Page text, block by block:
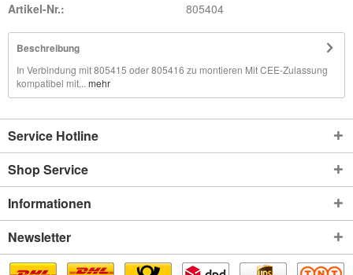
Artikel-Nr.: 805404
Beschreibung
In Verbindung mit 805415 oder 805416 zu montieren Mit CEE-Zulassung
kompatibel mit... mehr
Service Hotline
Shop Service
Informationen
Newsletter